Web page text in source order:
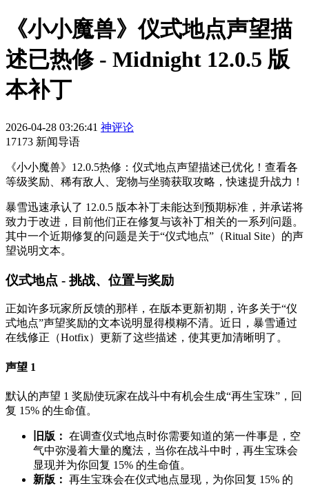
《小小魔兽》仪式地点声望描
述已热修 - Midnight 12.0.5 版
本补丁
2026-04-28 03:26:41 神评论
17173 新闻导语
《小小魔兽》12.0.5热修：仪式地点声望描述已优化！查看各
等级奖励、稀有敌人、宠物与坐骑获取攻略，快速提升战力！
暴雪迅速承认了 12.0.5 版本补丁未能达到预期标准，并承诺将
致力于改进，目前他们正在修复与该补丁相关的一系列问题。
其中一个近期修复的问题是关于“仪式地点”（Ritual Site）的声
望说明文本。
仪式地点 - 挑战、位置与奖励
正如许多玩家所反馈的那样，在版本更新初期，许多关于“仪
式地点”声望奖励的文本说明显得模糊不清。近日，暴雪通过
在线修正（Hotfix）更新了这些描述，使其更加清晰明了。
声望 1
默认的声望 1 奖励使玩家在战斗中有机会生成“再生宝珠”，回
复 15% 的生命值。
旧版： 在调查仪式地点时你需要知道的第一件事是，空
气中弥漫着大量的魔法，当你在战斗中时，再生宝珠会
显现并为你回复 15% 的生命值。
新版： 再生宝珠会在仪式地点显现，为你回复 15% 的